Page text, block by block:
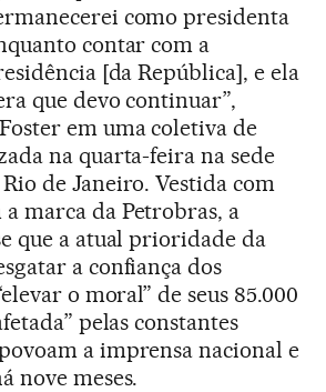
como presidenta
contar com a
[da República], e ela
que devo continuar”,
em uma coletiva de
na quarta-feira na sede
de Janeiro. Vestida com
marca da Petrobras, a
que a atual prioridade da
a confiança dos
o moral” de seus 85.000
pelas constantes
a imprensa nacional e
nove meses.